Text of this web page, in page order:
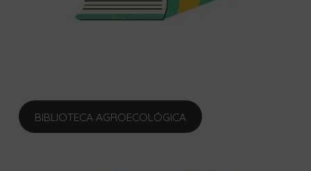
BIBLIOTECA AGROECOLÓGICA